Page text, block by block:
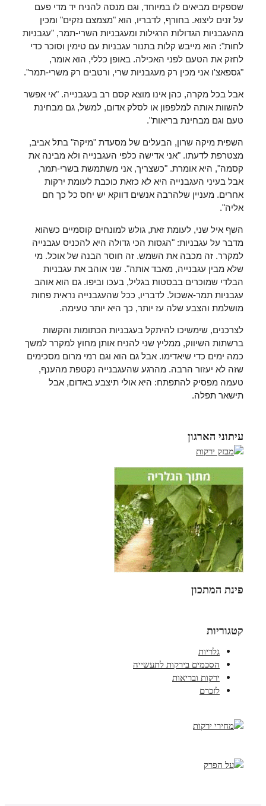
שספקים מביאים לו במיוחד, וגם מנסה להניח יד מדי פעם
על זנים ליצוא. בחורף, לדבריו, הוא "מצמצם נזקים" ומכין
מהעגבניות הגדולות הרגילות ומעגבניות השרי-תמר, "עגבניות
לחות": הוא מייבש קלות בתנור עגבניות עם טימין וסוכר כדי
לחזק את הטעם לפני האכילה. באופן כללי, הוא אומר,
"גספאצ'ו אני מכין רק מעגבניות שרי, ורטבים רק משרי-תמר".
אבל בכל מקרה, כהן אינו מוצא קסם רב בעגבנייה. "אי אפשר
להשוות אותה למלפפון או לסלק אדום, למשל, גם מבחינת
טעם וגם מבחינת בריאות".
השפית מיקה שרון, הבעלים של מסעדת "מיקה" בתל אביב,
מצטרפת לדעתו. "אני אדישה כלפי העגבנייה ולא מבינה את
קסמה", היא אומרת. "כשצריך, אני משתמשת בשרי-תמר,
אבל בעיני העגבנייה היא לא כזאת כוכבת לעומת ירקות
אחרים. מעניין שלהרבה אנשים דווקא יש יחס כל כך חם
אליה".
השף איל שני, לעומת זאת, גולש למונחים קוסמיים כשהוא
מדבר על עגבניות: "הגסות הכי גדולה היא להכניס עגבנייה
למקרר. זה מכבה את השמש. זה חוסר הבנה של אוכל. מי
שלא מבין עגבנייה, מאבד אותה". שני אוהב את עגבניות
הבלדי שמוכרים בבסטות בגליל, בעכו וביפו. גם הוא אוהב
עגבניות תמר-אשכול. לדבריו, ככל שהעגבנייה נראית פחות
מושלמת והצבע שלה עז יותר, כך היא יותר טעימה.
לצרכנים, שימשיכו להיתקל בעגבניות הכתומות והקשות
ברשתות השיווק, ממליץ שני להניח אותן מחוץ למקרר למשך
כמה ימים כדי שיאדימו. אבל גם הוא וגם רמי מרום מסכימים
שזה לא יעזור הרבה. מהרגע שהעגבנייה נקטפת מהענף,
טעמה מפסיק להתפתח: היא אולי תיצבע באדום, אבל
תישאר תפלה.
עיתוני הארגון
פינת המתכון
קטגוריות
גלריות
הסכמים בירקות לתעשייה
ירקות ובריאות
לזכרם